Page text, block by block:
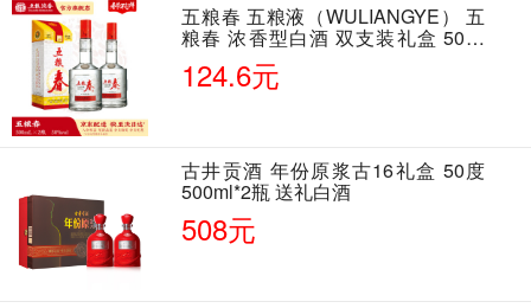
五粮春 五粮液（WULIANGYE） 五
粮春 浓香型白酒 双支装礼盒 50度
500ml*2瓶 含酒具
124.6元
古井贡酒 年份原浆古16礼盒 50度
500ml*2瓶 送礼白酒
508元